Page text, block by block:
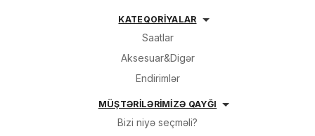
KATEQORİYALAR
Saatlar
Aksesuar&Digər
Endirimlər
MÜŞTƏRİLƏRİMİZƏ QAYĞI
Bizi niyə seçməli?